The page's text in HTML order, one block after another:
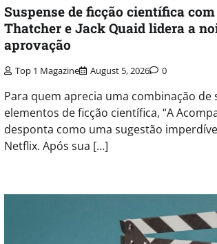
Suspense de ficção científica
Thatcher e Jack Quaid lidera a
aprovação
Top 1 Magazine August 5, 2026 0
Para quem aprecia uma combinação de
elementos de ficção científica, “A
desponta como uma sugestão
Netflix. Após sua […]